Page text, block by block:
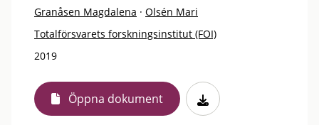
Granåsen Magdalena · Olsén Mari
Totalförsvarets forskningsinstitut (FOI)
2019
Öppna dokument